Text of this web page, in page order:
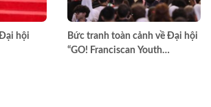
hội
Bức tranh toàn cảnh về Đại hội
“GO! Franciscan Youth